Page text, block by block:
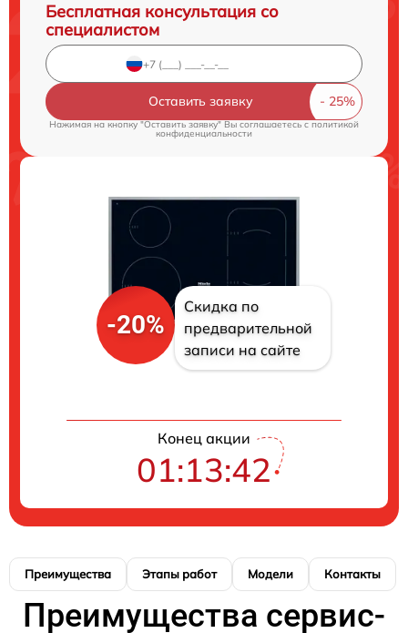
Бесплатная консультация со
специалистом
Оставить заявку
Нажимая на кнопку "Оставить заявку" Вы соглашаетесь cполитикой
конфиденциальности
-20%
Скидка по
предварительной
записи на сайте
Конец акции
01:13:42
Преимущества Этапы работ Модели Контакты
Преимущества сервис-